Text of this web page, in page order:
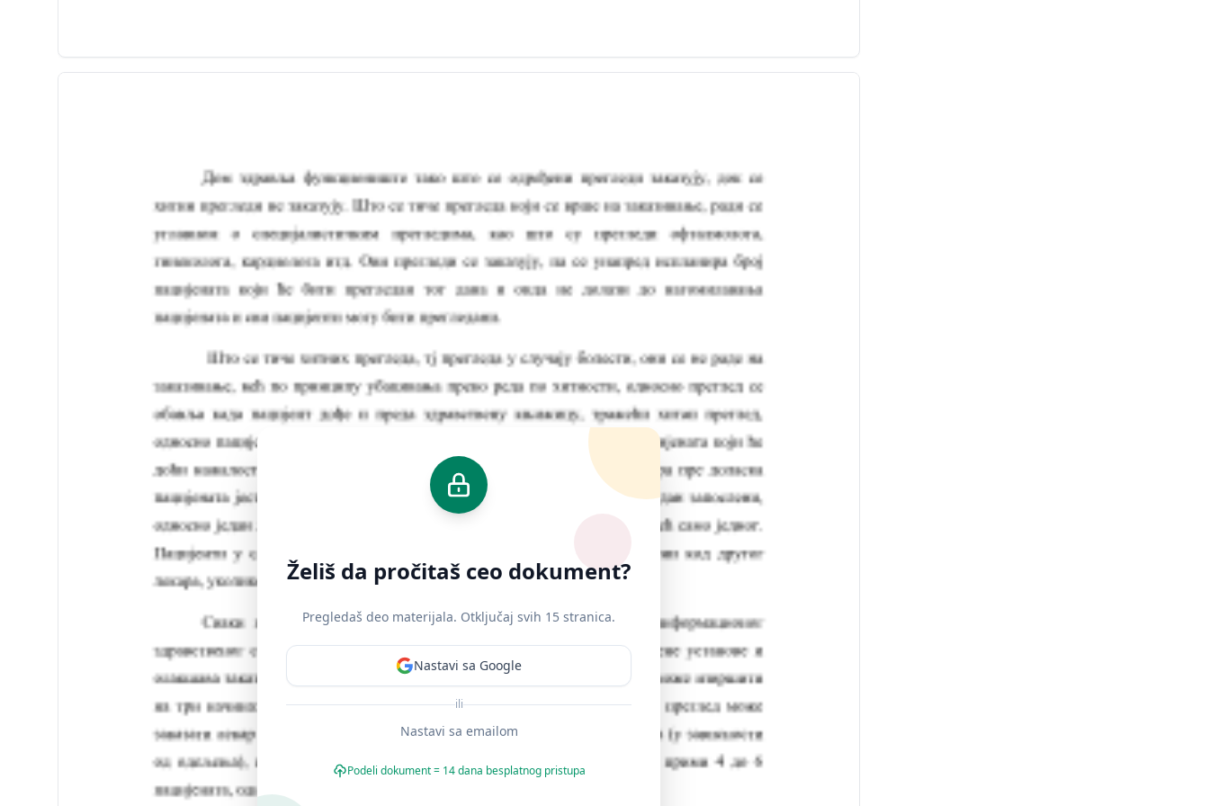
Želiš da pročitaš ceo dokument?
Pregledaš deo materijala. Otključaj svih 15 stranica.
Nastavi sa Google
ili
Nastavi sa emailom
Podeli dokument = 14 dana besplatnog pristupa